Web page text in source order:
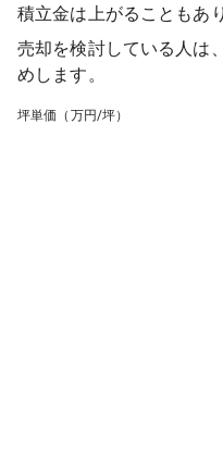
積立金は上がることもあ
売却を検討している人は
めします。
坪単価（万円/坪）